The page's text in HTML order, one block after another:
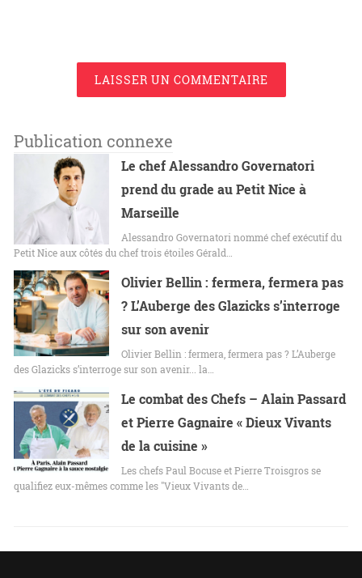
LAISSER UN COMMENTAIRE
Publication connexe
Le chef Alessandro Governatori
prend du grade au Petit Nice à
Marseille
Alessandro Governatori nommé chef exécutif du
Petit Nice aux côtés du chef trois étoiles Gérald…
Olivier Bellin : fermera, fermera pas
? L’Auberge des Glazicks s’interroge
sur son avenir
Olivier Bellin : fermera, fermera pas ? L’Auberge
des Glazicks s’interroge sur son avenir... la…
Le combat des Chefs – Alain Passard
et Pierre Gagnaire « Dieux Vivants
de la cuisine »
Les chefs Paul Bocuse et Pierre Troisgros se
qualifiez eux-mêmes comme les "Vieux Vivants de…